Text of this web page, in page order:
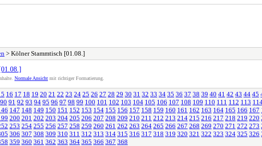
> Kölner Stammtisch [01.08.]
Normale Ansicht mit richtiger Formatierung.
16 17 18 19 20 21 22 23 24 25 26 27 28 29 30 31 32 33 34 35 36 37 38 39 40 41 42 43 44 45
90 91 92 93 94 95 96 97 98 99 100 101 102 103 104 105 106 107 108 109 110 111 112 113
147 148 149 150 151 152 153 154 155 156 157 158 159 160 161 162 163 164 165 166 167
200 201 202 203 204 205 206 207 208 209 210 211 212 213 214 215 216 217 218 219 220
253 254 255 256 257 258 259 260 261 262 263 264 265 266 267 268 269 270 271 272 273
306 307 308 309 310 311 312 313 314 315 316 317 318 319 320 321 322 323 324 325 326
359 360 361 362 363 364 365 366 367 368